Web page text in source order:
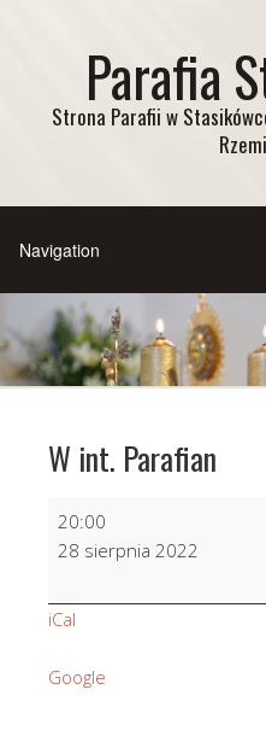
Parafia
Strona Parafii w
W int. Parafian
W
int.
20:00
28 sierpnia 2022
iCal
Google